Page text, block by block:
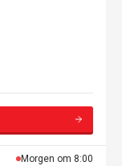
Morgen om 8:00